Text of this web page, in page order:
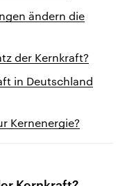
ändern die
der Kernkraft?
in Deutschland
Kernenergie?